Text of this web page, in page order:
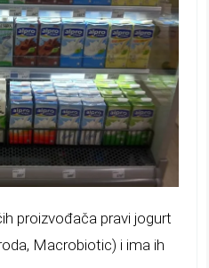
proizvođača pravi jogurt
Macrobiotic) i ima ih